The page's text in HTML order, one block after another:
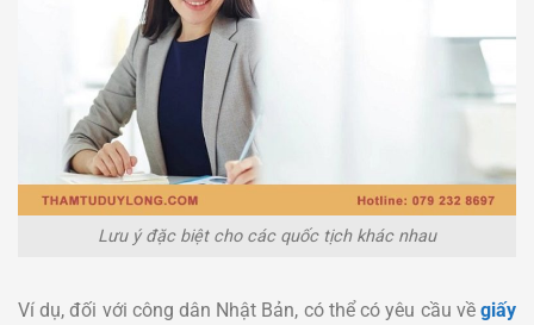
Lưu ý đặc biệt cho các quốc tịch khác nhau
Ví dụ, đối với công dân Nhật Bản, có thể có yêu cầu về giấy